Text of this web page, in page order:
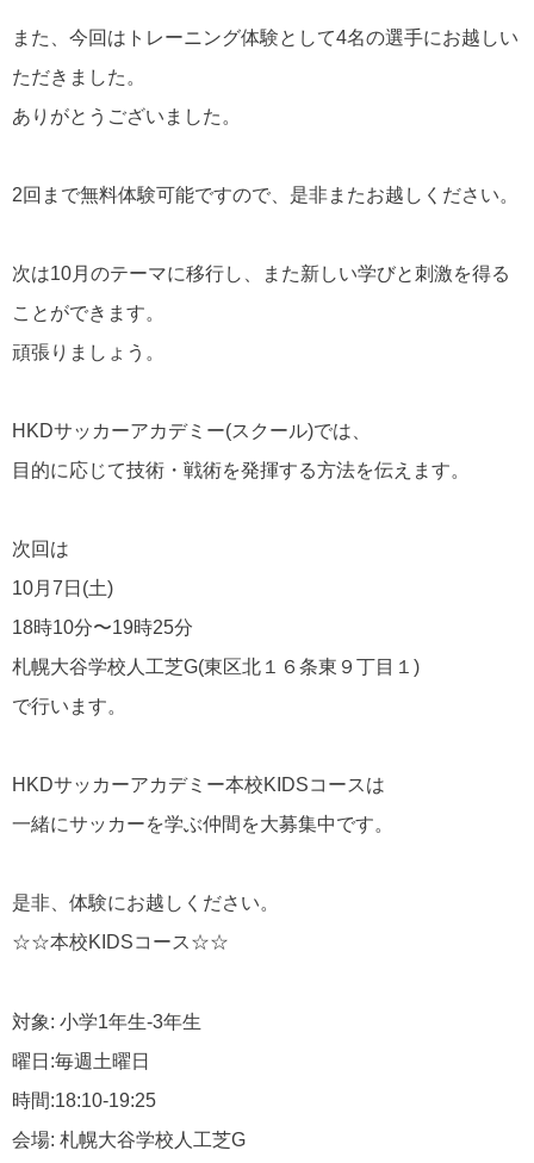
また、今回はトレーニング体験として4名の選手にお越しい
ただきました。
ありがとうございました。
2回まで無料体験可能ですので、是非またお越しください。
次は10月のテーマに移行し、また新しい学びと刺激を得る
ことができます。
頑張りましょう。
HKDサッカーアカデミー(スクール)では、
目的に応じて技術・戦術を発揮する方法を伝えます。
次回は
10月7日(土)
18時10分〜19時25分
札幌大谷学校人工芝G(東区北１６条東９丁目１)
で行います。
HKDサッカーアカデミー本校KIDSコースは
一緒にサッカーを学ぶ仲間を大募集中です。
是非、体験にお越しください。
☆☆本校KIDSコース☆☆
対象: 小学1年生-3年生
曜日:毎週土曜日
時間:18:10-19:25
会場: 札幌大谷学校人工芝G